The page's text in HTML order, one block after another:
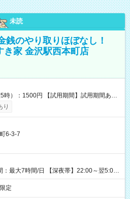
未読
銭のやり取りほぼなし！
家 金沢駅西本町店
試用期間】試用期間あり
月 雇用形態、給与は本採用時と同じです。
日（※条件変更なし）ですが、切り上げで
り
6-3-7
：最大7時間/日 【深夜帯】22:00～翌5:00
※22:00から翌5:00までは18歳以上の方
未満の深夜業務禁止のため） ★深夜で
定